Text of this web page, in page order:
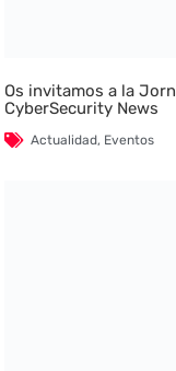
Os invitamos a la
CyberSecurity News
Actualidad, Eventos